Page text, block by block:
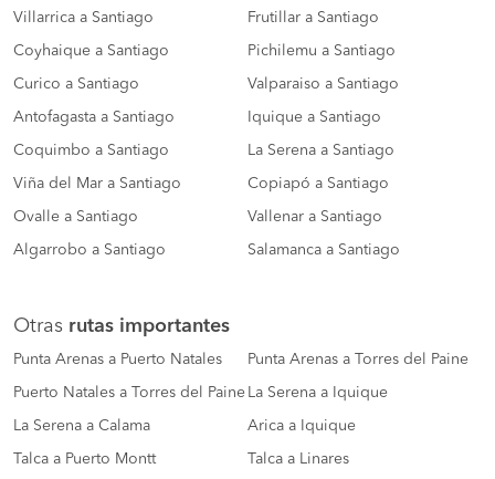
Villarrica a Santiago Frutillar a Santiago
Coyhaique a Santiago Pichilemu a Santiago
Curico a Santiago Valparaiso a Santiago
Antofagasta a Santiago Iquique a Santiago
Coquimbo a Santiago La Serena a Santiago
Viña del Mar a Santiago Copiapó a Santiago
Ovalle a Santiago Vallenar a Santiago
Algarrobo a Santiago Salamanca a Santiago
Otras rutas importantes
Punta Arenas a Puerto Natales Punta Arenas a Torres del Paine
Puerto Natales a Torres del Paine La Serena a Iquique
La Serena a Calama Arica a Iquique
Talca a Puerto Montt Talca a Linares